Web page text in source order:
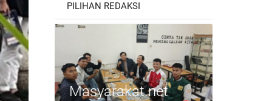
PILIHAN REDAKSI
Masyarakat.net